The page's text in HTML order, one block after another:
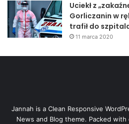
Uciekł z
Gorliczanin w
trafił do
11 marca 2020
Jannah is a Clean Responsive
News and Blog theme. Packed